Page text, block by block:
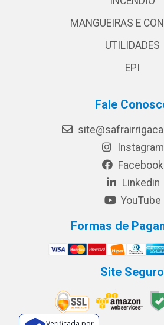
MANGUEIRAS E
UTILIDADES
EPI
Fale
Instagram
Facebook
Linkedin
YouTube
Formas de
Site Seguro